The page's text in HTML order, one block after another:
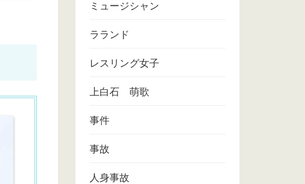
ミュージシャン
ラランド
レスリング女子
上白石 萌歌
事件
事故
人身事故